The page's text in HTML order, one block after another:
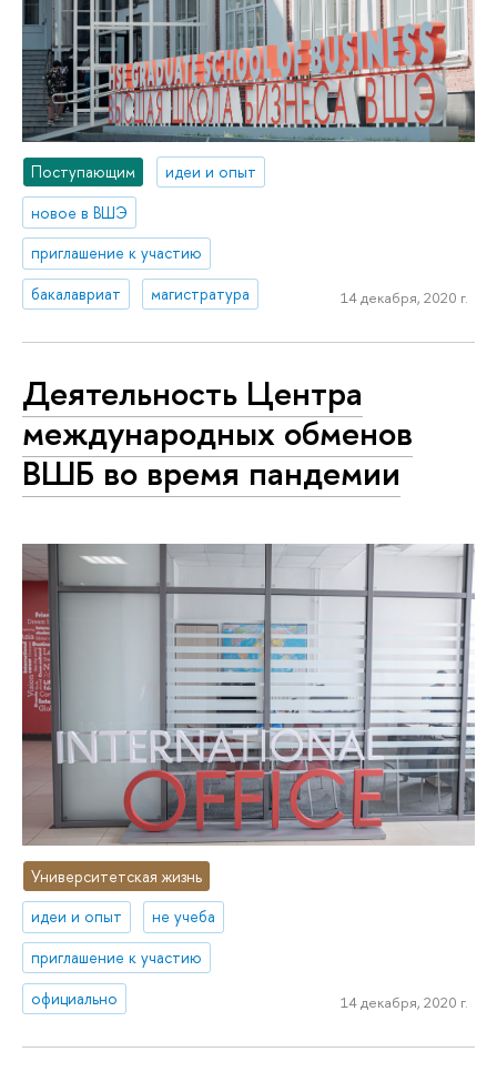
Поступающим
идеи и опыт
новое в ВШЭ
приглашение к участию
бакалавриат
магистратура 14 декабря, 2020 г.
Деятельность Центра
международных обменов
ВШБ во время пандемии
Университетская жизнь
идеи и опыт
не учеба
приглашение к участию
официально
14 декабря, 2020 г.